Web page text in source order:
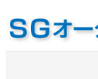
容